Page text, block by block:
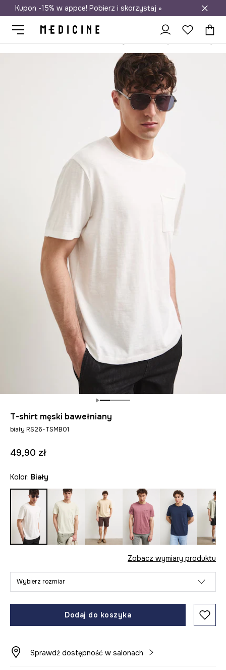
Darmowa dostawa do salonów
Kupon -15% w appce! Pobierz i skorzystaj »
T-shirt męski bawełniany
biały RS26-TSMB01
49,90 zł
Kolor: biały
Zobacz wymiary produktu
Wybierz rozmiar
Dodaj do koszyka
Sprawdź dostępność w salonach